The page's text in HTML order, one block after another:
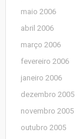
maio 2006
abril 2006
março 2006
fevereiro 2006
janeiro 2006
dezembro 2005
novembro 2005
outubro 2005